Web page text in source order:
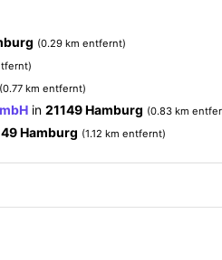
(0.29 km entfernt)
(0.77 km entfernt)
in 21149 Hamburg (0.83 km
Hamburg (1.12 km entfernt)